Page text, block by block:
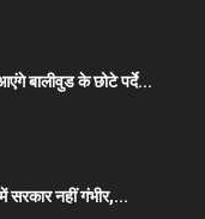
बालीवुड के छोटे पर्दे...
सरकार नहीं गंभीर,...